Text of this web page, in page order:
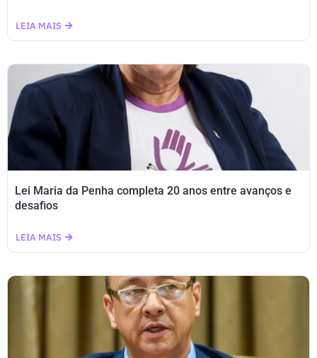
LEIA MAIS
Lei Maria da Penha completa 20 anos entre avanços e
desafios
LEIA MAIS